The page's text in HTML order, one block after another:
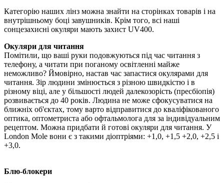
Категорію наших лінз можна знайти на сторінках товарів і на
внутрішньому боці завушників. Крім того, всі наші
сонцезахисні окуляри мають захист UV400.
Окуляри для читання
Помітили, що ваші руки подовжуються під час читання з
телефону, а читати при поганому освітленні майже
неможливо? Ймовірно, настав час запастися окулярами для
читання. Зір людини змінюється з різною швидкістю і в
різному віці, але у більшості людей далекозорість (пресбіопія)
розвивається до 40 років. Людина не може сфокусуватися на
ближніх об'єктах, тому варто відправитися до кваліфікованого
оптика, оптометриста або офтальмолога для за індивідуальним
рецептом. Можна придбати й готові окуляри для читання. У
London Mole вони є з такими діоптріями: +1,0, +1,5 +2,0, +2,5 і
+3,0.
Блю-блокери